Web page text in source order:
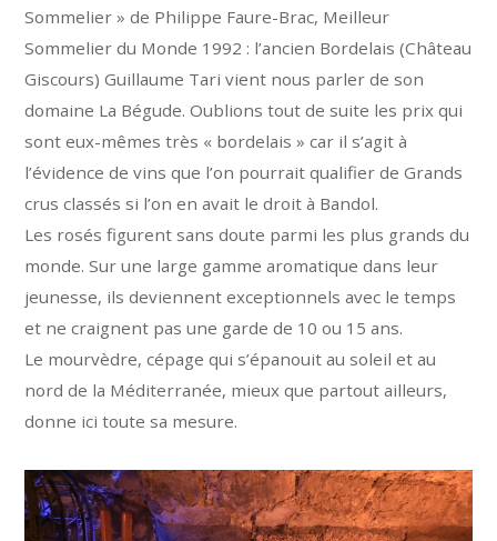
Sommelier » de Philippe Faure-Brac, Meilleur
Sommelier du Monde 1992 : l’ancien Bordelais (Château
Giscours) Guillaume Tari vient nous parler de son
domaine La Bégude. Oublions tout de suite les prix qui
sont eux-mêmes très « bordelais » car il s’agit à
l’évidence de vins que l’on pourrait qualifier de Grands
crus classés si l’on en avait le droit à Bandol.
Les rosés figurent sans doute parmi les plus grands du
monde. Sur une large gamme aromatique dans leur
jeunesse, ils deviennent exceptionnels avec le temps
et ne craignent pas une garde de 10 ou 15 ans.
Le mourvèdre, cépage qui s’épanouit au soleil et au
nord de la Méditerranée, mieux que partout ailleurs,
donne ici toute sa mesure.